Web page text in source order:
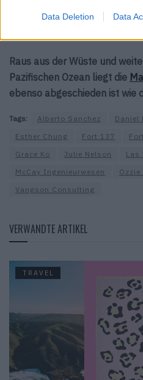
Data Deletion Data
Fotos: © Daniel Joseph
Raus aus der Wüste und
Pazifischen Ozean liegt die
ebenso abgeschieden ist wie
Tags: Alberto Sanchez
Daniel
Esther Chung
Fort 137
Grace Ko
Julie Nelson
Las
McCay Ingenieurwesen
Vangson Consulting
VERWANDTE ARTIKEL
TRAVEL